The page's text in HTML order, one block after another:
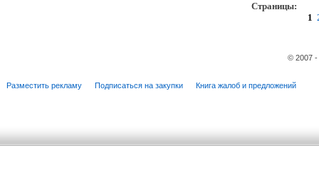
Страницы:
1
© 2007
Разместить рекламу Подписаться на закупки Книга жалоб и предложений